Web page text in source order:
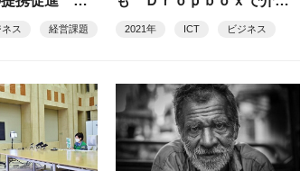
ス
ネス 経営課題
事業のペーパーレス、業務
2021年 ICT ビジネス